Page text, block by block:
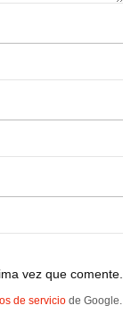
vez que comente.
de servicio de Google.